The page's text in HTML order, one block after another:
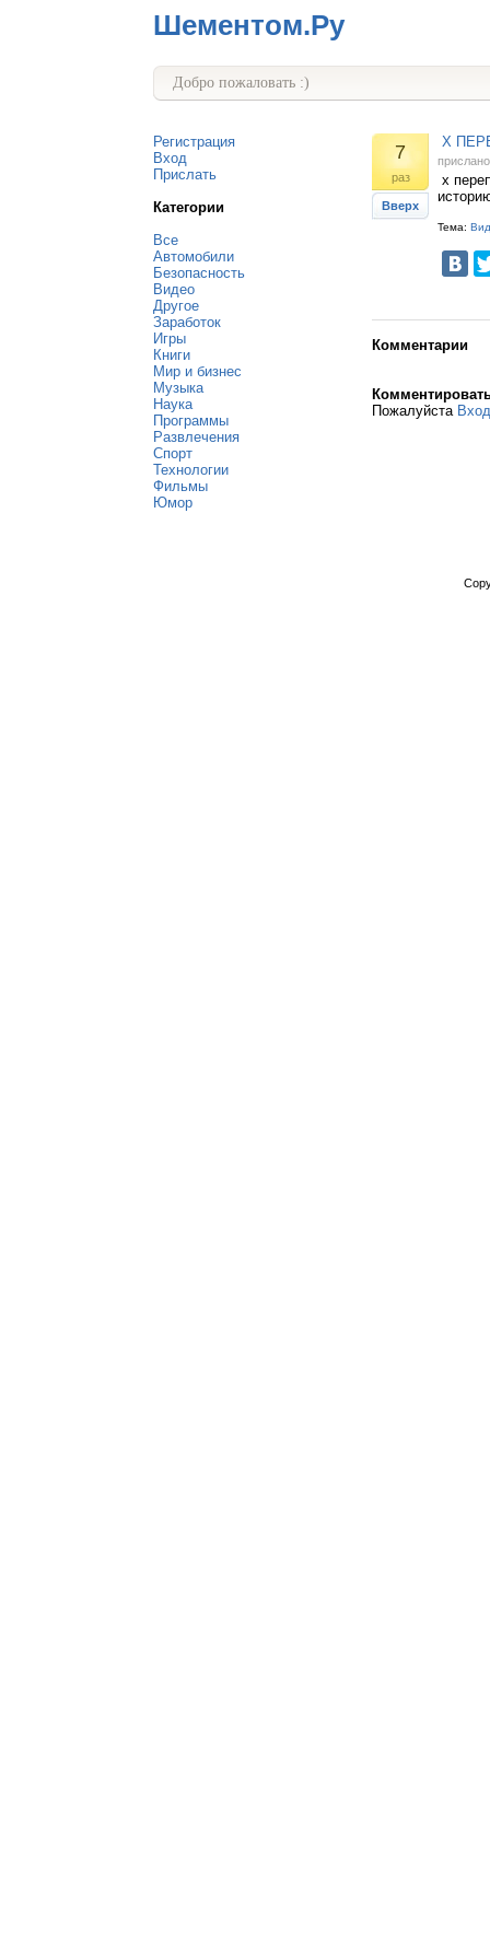
Шементом.Ру
Добро пожаловать :)
Регистрация
Вход
Прислать
Категории
Все
Автомобили
Безопасность
Видео
Другое
Заработок
Игры
Книги
Мир и бизнес
Музыка
Наука
Программы
Развлечения
Спорт
Технологии
Фильмы
Юмор
7
раз
Вверх
Х
х
Тема:
Комментарии
Пожалуйста Вход